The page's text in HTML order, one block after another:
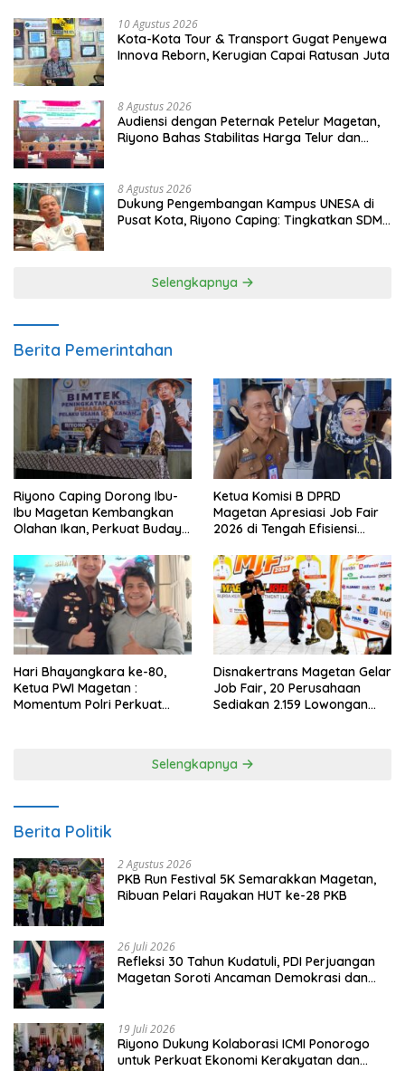
10 Agustus 2026
Kota-Kota Tour & Transport Gugat Penyewa
Innova Reborn, Kerugian Capai Ratusan Juta
8 Agustus 2026
Audiensi dengan Peternak Petelur Magetan,
Riyono Bahas Stabilitas Harga Telur dan
8 Agustus 2026
Dukung Pengembangan Kampus UNESA di
Pusat Kota, Riyono Caping: Tingkatkan SDM
Selengkapnya
Berita Pemerintahan
Riyono Caping Dorong Ibu-
Ibu Magetan Kembangkan
Olahan Ikan, Perkuat Budaya
Ketua Komisi B DPRD
Magetan Apresiasi Job Fair
2026 di Tengah Efisiensi
Hari Bhayangkara ke-80,
Ketua PWI Magetan :
Momentum Polri Perkuat
Disnakertrans Magetan Gelar
Job Fair, 20 Perusahaan
Sediakan 2.159 Lowongan
Selengkapnya
Berita Politik
2 Agustus 2026
PKB Run Festival 5K Semarakkan Magetan,
Ribuan Pelari Rayakan HUT ke-28 PKB
26 Juli 2026
Refleksi 30 Tahun Kudatuli, PDI Perjuangan
Magetan Soroti Ancaman Demokrasi dan
19 Juli 2026
Riyono Dukung Kolaborasi ICMI Ponorogo
untuk Perkuat Ekonomi Kerakyatan dan